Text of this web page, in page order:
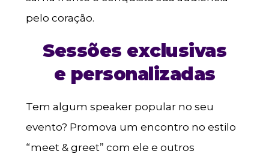
pelo coração.
Sessões exclusivas
e personalizadas
Tem algum speaker popular no seu
evento? Promova um encontro no estilo
“meet & greet” com ele e outros